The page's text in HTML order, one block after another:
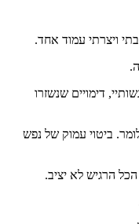
ויצרתי עמוד אחד.
דימויים שנשזרו
ביטוי עמוק של נפש
הרגיש לא יציב.